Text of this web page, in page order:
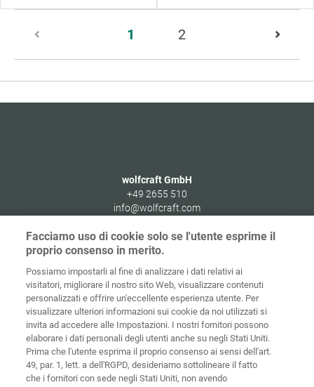
1
1
2
wolfcraft GmbH
+49 2655 510
info@wolfcraft.com
Wolffstraße 1
56746 Kempenich
Germany
Home Contatti Colofone Tutela dei dati
CGC
Politiche sui
cookies Login
Facciamo uso di cookie solo se l'utente esprime il
proprio consenso in merito.
Possiamo impostarli al fine di analizzare i dati relativi ai
visitatori, migliorare il nostro sito Web, visualizzare contenuti
personalizzati e offrire un'eccellente esperienza utente. Per
visualizzare ulteriori informazioni sui cookie da noi utilizzati si
invita ad accedere alle Impostazioni. I nostri fornitori possono
elaborare i dati personali degli utenti anche su negli Stati Uniti.
Prima che l'utente esprima il proprio consenso ai sensi dell'art.
49, par. 1, lett. a dell'RGPD, desideriamo sottolineare il fatto
che i fornitori con sede negli Stati Uniti, non avendo